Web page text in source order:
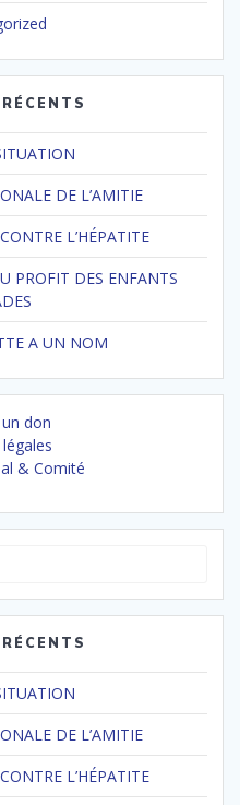
DE L’AMITIE
L’HÉPATITE
PROFIT DES ENFANTS
A UN NOM
don
& Comité
DE L’AMITIE
L’HÉPATITE